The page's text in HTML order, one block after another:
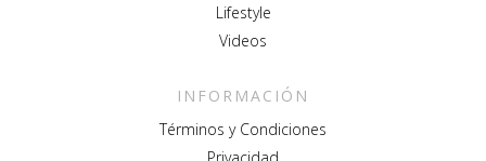
Lifestyle
Videos
INFORMACIÓN
Términos y Condiciones